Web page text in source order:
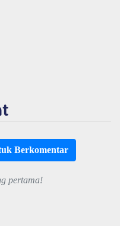
Berkomentar
pertama!